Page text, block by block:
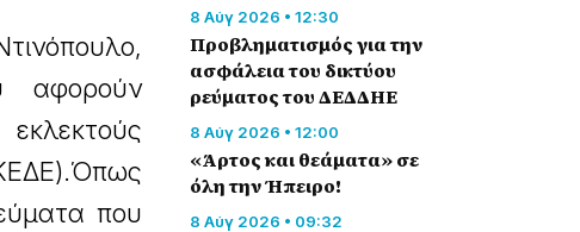
αφορούν
που
8 Αύγ 2026 • 12:30
Προβληματισμός για την
ασφάλεια του δικτύου
ρεύματος του ΔΕΔΔΗΕ
8 Αύγ 2026 • 12:00
«Άρτος και θεάματα» σε
όλη την Ήπειρο!
8 Αύγ 2026 • 09:32